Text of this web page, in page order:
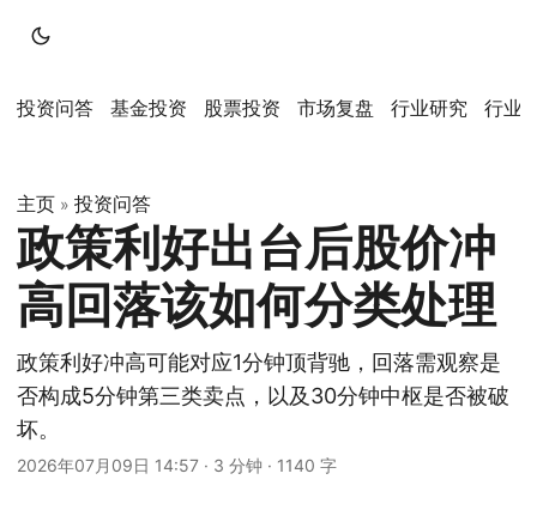
投资问答 基金投资 股票投资 市场复盘 行业研究 行业
主页 » 投资问答
政策利好出台后股价冲
高回落该如何分类处理
政策利好冲高可能对应1分钟顶背驰，回落需观察是
否构成5分钟第三类卖点，以及30分钟中枢是否被破
坏。
2026年07月09日 14:57 · 3 分钟 · 1140 字